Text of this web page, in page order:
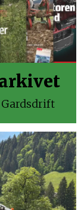
Gardsdrift